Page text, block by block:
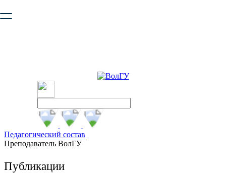
безопасную работу с сайтом. Пожалуйста
Педагогический состав
Преподаватель ВолГУ
Публикации